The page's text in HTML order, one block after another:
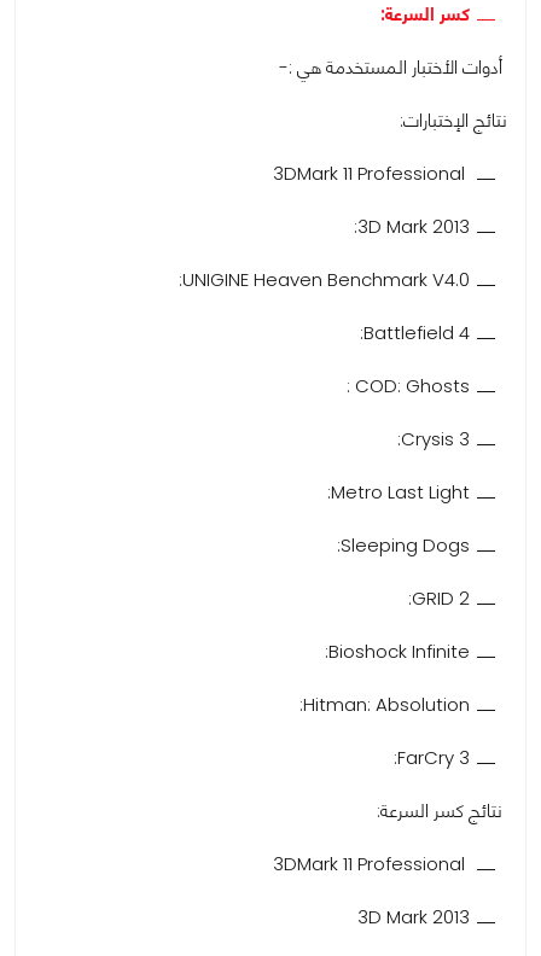
كسر السرعة:
أدوات الأختبار المستخدمة هي :-
نتائج الإختبارات:
3D Mark 2013:
UNIGINE Heaven Benchmark V4.0:
Battlefield 4:
COD: Ghosts :
Crysis 3:
Metro Last Light:
Sleeping Dogs:
GRID 2:
Bioshock Infinite:
Hitman: Absolution:
FarCry 3:
نتائج كسر السرعة:
3D Mark 2013